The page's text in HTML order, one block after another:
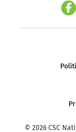
© 2026 CSC